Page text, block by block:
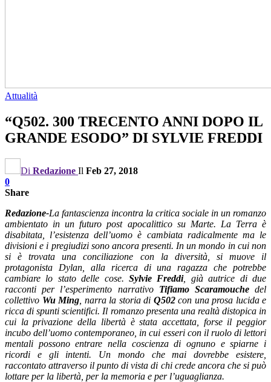
Attualità
“Q502. 300 TRECENTO ANNI DOPO IL
GRANDE ESODO” DI SYLVIE FREDDI
Di Redazione Il Feb 27, 2018
0
Share
Redazione-La fantascienza incontra la critica sociale in un romanzo
ambientato in un futuro post apocalittico su Marte. La Terra è
disabitata, l’esistenza dell’uomo è cambiata radicalmente ma le
divisioni e i pregiudizi sono ancora presenti. In un mondo in cui non
si è trovata una conciliazione con la diversità, si muove il
protagonista Dylan, alla ricerca di una ragazza che potrebbe
cambiare lo stato delle cose. Sylvie Freddi, già autrice di due
racconti per l’esperimento narrativo Tifiamo Scaramouchedel
collettivo Wu Ming , narra la storia di Q502con una prosa lucida e
ricca di spunti scientifici. Il romanzo presenta una realtà distopica in
cui la privazione della libertà è stata accettata, forse il peggior
incubo dell’uomo contemporaneo, in cui esseri con il ruolo di lettori
mentali possono entrare nella coscienza di ognuno e spiarne i
ricordi e gli intenti. Un mondo che mai dovrebbe esistere,
raccontato attraverso il punto di vista di chi crede ancora che si può
lottare per la libertà, per la memoria e per l’uguaglianza.